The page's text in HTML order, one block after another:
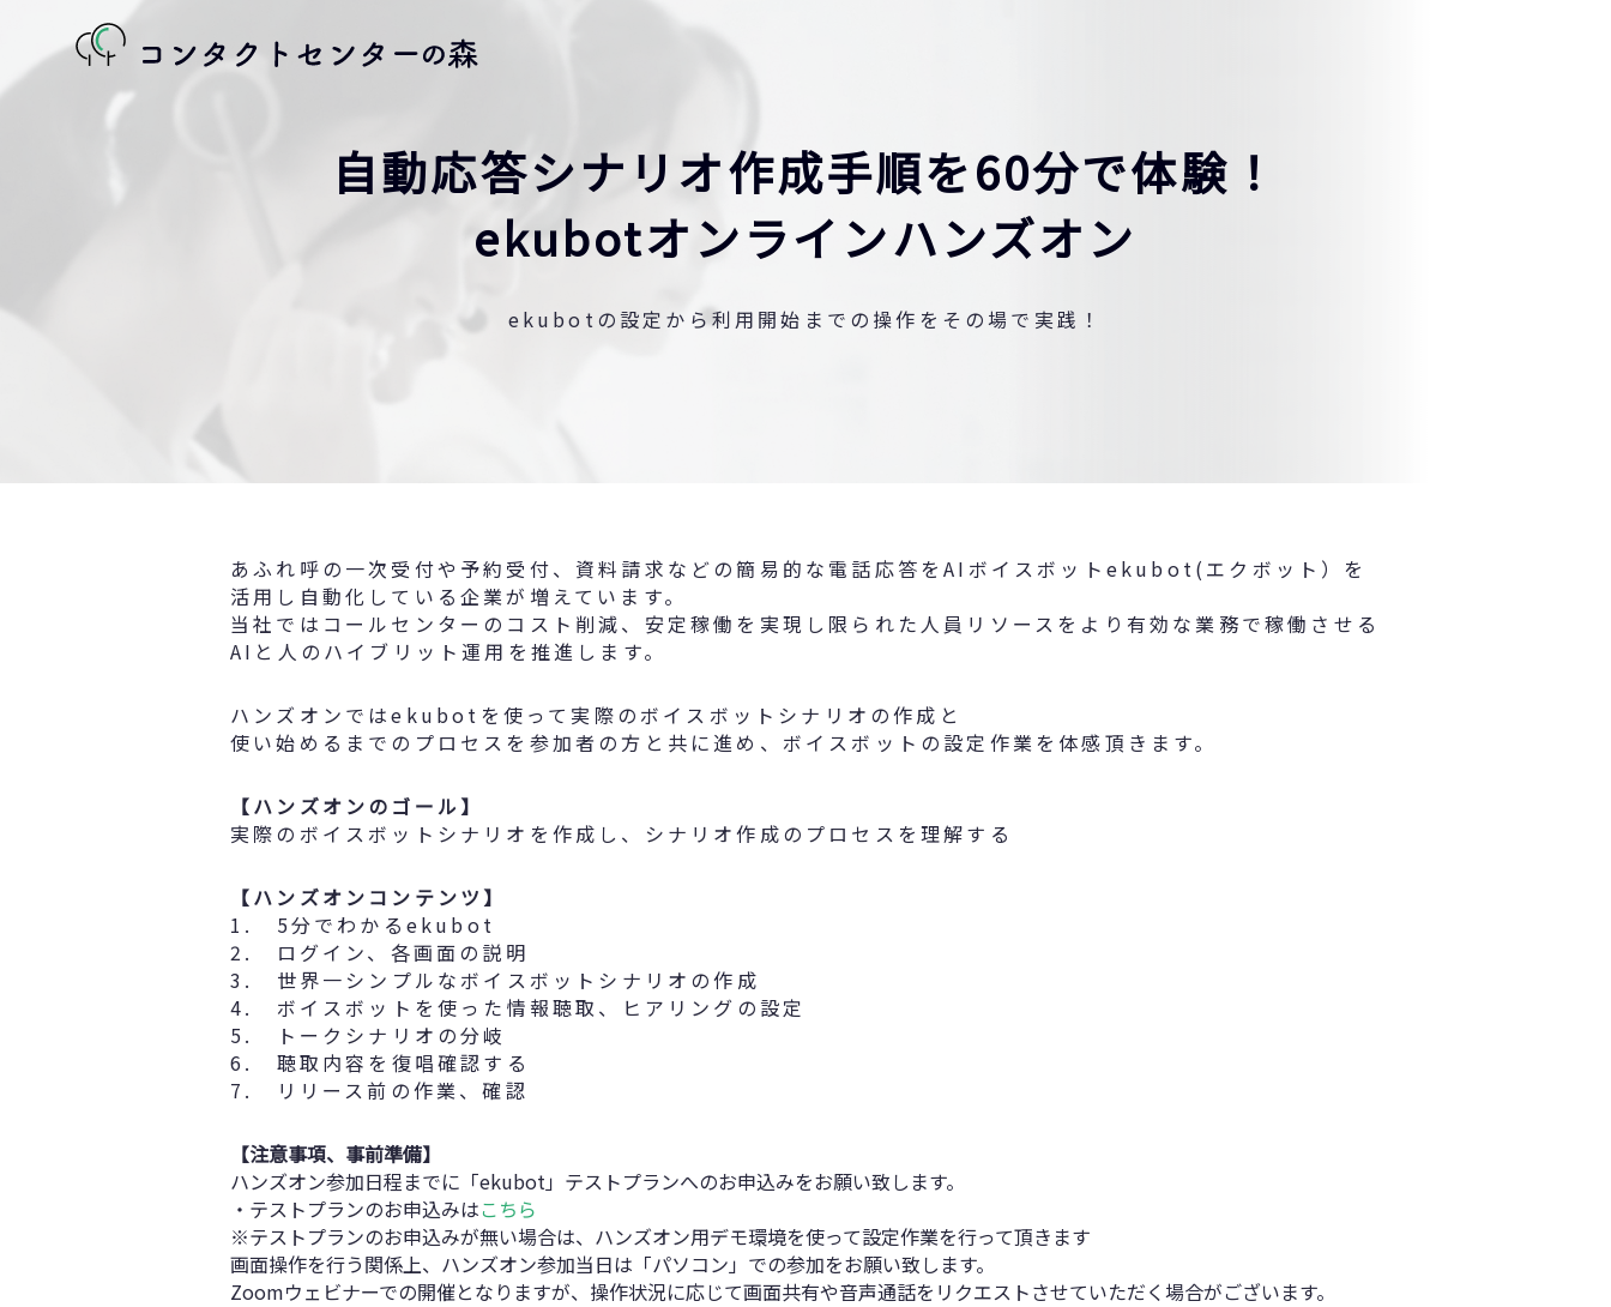
自動応答シナリオ作成手順を60分で体験！
ekubotオンラインハンズオン
ekubotの設定から利用開始までの操作をその場で実践！
あふれ呼の一次受付や予約受付、資料請求などの簡易的な電話応答をAIボイスボットekubot(エクボット）を
活用し自動化している企業が増えています。
当社ではコールセンターのコスト削減、安定稼働を実現し限られた人員リソースをより有効な業務で稼働させる
AIと人のハイブリット運用を推進します。
ハンズオンではekubotを使って実際のボイスボットシナリオの作成と
使い始めるまでのプロセスを参加者の方と共に進め、ボイスボットの設定作業を体感頂きます。
【ハンズオンのゴール】
実際のボイスボットシナリオを作成し、シナリオ作成のプロセスを理解する
【ハンズオンコンテンツ】
1. 5分でわかるekubot
2. ログイン、各画面の説明
3. 世界一シンプルなボイスボットシナリオの作成
4. ボイスボットを使った情報聴取、ヒアリングの設定
5. トークシナリオの分岐
6. 聴取内容を復唱確認する
7. リリース前の作業、確認
【注意事項、事前準備】
ハンズオン参加日程までに「ekubot」テストプランへのお申込みをお願い致します。
・テストプランのお申込みはこちら
※テストプランのお申込みが無い場合は、ハンズオン用デモ環境を使って設定作業を行って頂きます
画面操作を行う関係上、ハンズオン参加当日は「パソコン」での参加をお願い致します。
Zoomウェビナーでの開催となりますが、操作状況に応じて画面共有や音声通話をリクエストさせていただく場合がございます。